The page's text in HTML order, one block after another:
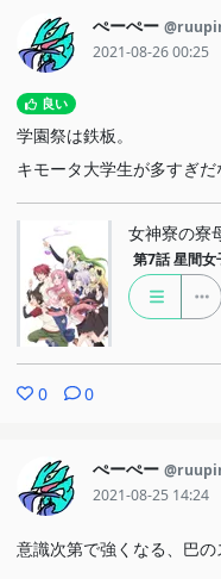
ぺーぺー
2021-08-26 00:25
良い
学園祭は鉄板。
キモータ大学生が多すぎだ
女神寮の寮
第7話 星間女
0 0
ぺーぺー
2021-08-25 14:24
意識次第で強くなる、巴